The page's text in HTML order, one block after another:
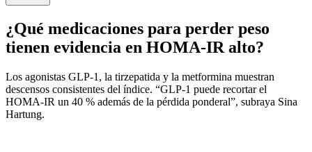
¿Qué medicaciones para perder peso
tienen evidencia en HOMA-IR alto?
Los agonistas GLP-1, la tirzepatida y la metformina muestran
descensos consistentes del índice. “GLP-1 puede recortar el
HOMA-IR un 40 % además de la pérdida ponderal”, subraya Sina
Hartung.